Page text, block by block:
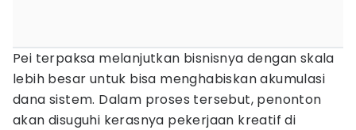
Pei terpaksa melanjutkan bisnisnya dengan skala
lebih besar untuk bisa menghabiskan akumulasi
dana sistem. Dalam proses tersebut, penonton
akan disuguhi kerasnya pekerjaan kreatif di